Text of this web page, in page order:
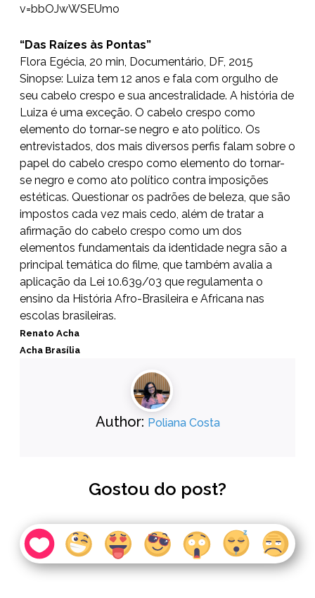
v=bbOJwWSEUmo
“Das Raízes às Pontas”
Flora Egécia, 20 min, Documentário, DF, 2015
Sinopse: Luiza tem 12 anos e fala com orgulho de
seu cabelo crespo e sua ancestralidade. A história de
Luiza é uma exceção. O cabelo crespo como
elemento do tornar-se negro e ato político. Os
entrevistados, dos mais diversos perfis falam sobre o
papel do cabelo crespo como elemento do tornar-
se negro e como ato político contra imposições
estéticas. Questionar os padrões de beleza, que são
impostos cada vez mais cedo, além de tratar a
afirmação do cabelo crespo como um dos
elementos fundamentais da identidade negra são a
principal temática do filme, que também avalia a
aplicação da Lei 10.639/03 que regulamenta o
ensino da História Afro-Brasileira e Africana nas
escolas brasileiras.
Renato Acha
Acha Brasília
Author: Poliana Costa
Gostou do post?